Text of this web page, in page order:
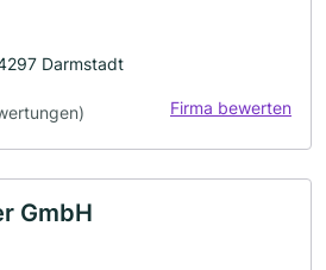
Darmstadt
Firma bewerten
GmbH